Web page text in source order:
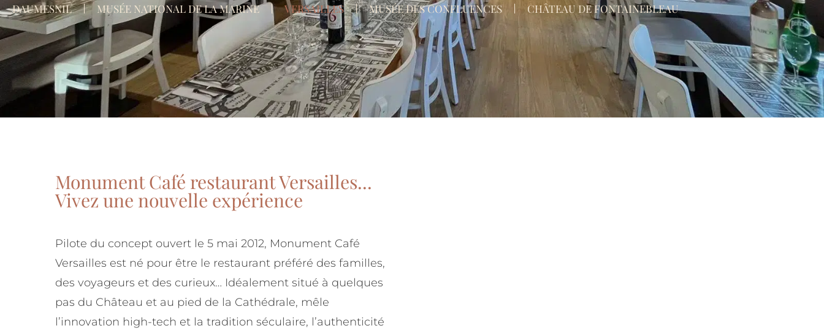
DAUMESNIL MUSÉE NATIONAL DE LA MARINE VERSAILLES MUSÉE DES CONFLUENCES CHÂTEAU DE FONTAINEBLEAU
Monument Café restaurant Versailles...
Vivez une nouvelle expérience
Pilote du concept ouvert le 5 mai 2012, Monument Café
Versailles est né pour être le restaurant préféré des familles,
des voyageurs et des curieux… Idéalement situé à quelques
pas du Château et au pied de la Cathédrale, mêle
l’innovation high-tech et la tradition séculaire, l’authenticité